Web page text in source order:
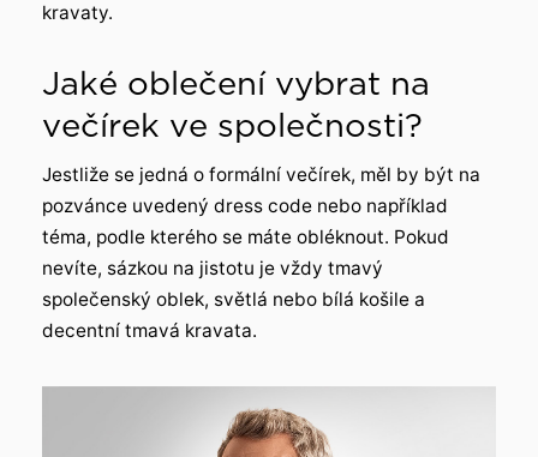
kravaty.
Jaké oblečení vybrat na
večírek ve společnosti?
Jestliže se jedná o formální večírek, měl by být na
pozvánce uvedený dress code nebo například
téma, podle kterého se máte obléknout. Pokud
nevíte, sázkou na jistotu je vždy tmavý
společenský oblek, světlá nebo bílá košile a
decentní tmavá kravata.